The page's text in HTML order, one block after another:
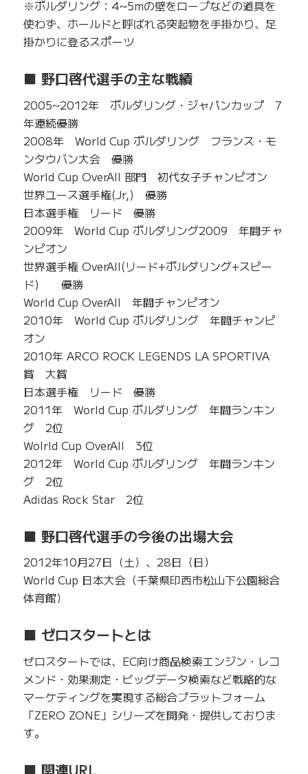
※ボルダリング：4~5mの壁をロープなどの道具を
使わず、ホールドと呼ばれる突起物を手掛かり、足
掛かりに登るスポーツ
■ 野口啓代選手の主な戦績
2005~2012年 ボルダリング・ジャパンカップ 7
年連続優勝
2008年 World Cup ボルダリング フランス・モ
ンタウバン大会 優勝
World Cup OverAll 部門 初代女子チャンピオン
世界ユース選手権(Jr,) 優勝
日本選手権 リード 優勝
2009年 World Cup ボルダリング2009 年間チャ
ンピオン
世界選手権 OverAll(リード+ボルダリング+スピー
ド) 優勝
World Cup OverAll 年間チャンピオン
2010年 World Cup ボルダリング 年間チャンピ
オン
2010年 ARCO ROCK LEGENDS LA SPORTIVA
賞 大賞
日本選手権 リード 優勝
2011年 World Cup ボルダリング 年間ランキン
グ 2位
Wolrld Cup OverAll 3位
2012年 World Cup ボルダリング 年間ランキン
グ 2位
Adidas Rock Star 2位
■ 野口啓代選手の今後の出場大会
2012年10月27日（土）、28日（日）
World Cup 日本大会（千葉県印西市松山下公園総合
体育館）
■ ゼロスタートとは
ゼロスタートでは、EC向け商品検索エンジン・レコ
メンド・効果測定・ビッグデータ検索など戦略的な
マーケティングを実現する総合プラットフォーム
「ZERO ZONE」シリーズを開発・提供しておりま
す。
■ 関連URL